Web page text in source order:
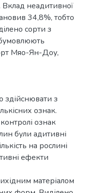
неадитивної
34,8%, тобто
сорти з
Мяо-Ян-Доу,
здійснювати з
ознак.
ознак
були адитивні
на рослині
ефекти
матеріалом